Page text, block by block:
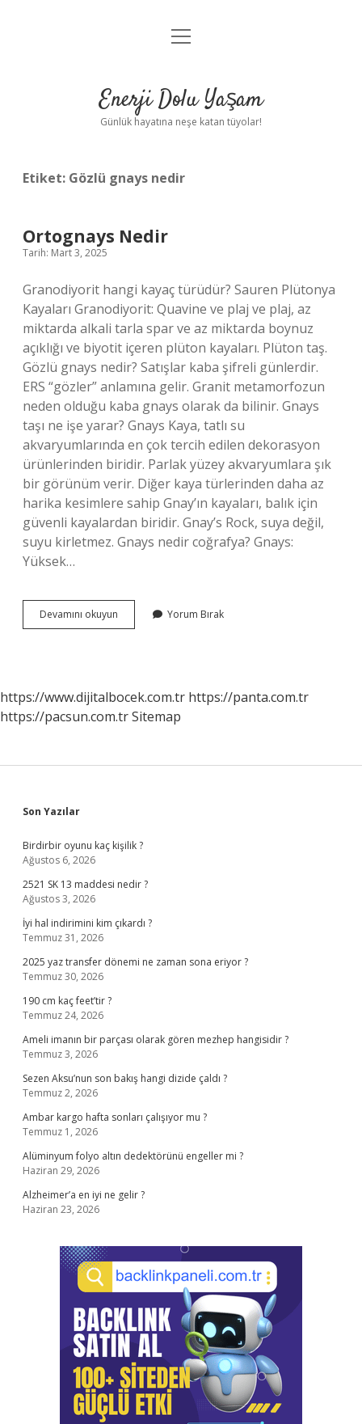
Anasayfa
Yasal Uyarı
menüyü
Enerji Dolu Yaşam
Günlük hayatına neşe katan tüyolar!
Etiket: Gözlü gnays nedir
Ortognays Nedir
Tarih: Mart 3, 2025
Granodiyorit hangi kayaç türüdür? Sauren Plütonya
Kayaları Granodiyorit: Quavine ve plaj ve plaj, az
miktarda alkali tarla spar ve az miktarda boynuz
açıklığı ve biyotit içeren plüton kayaları. Plüton taş.
Gözlü gnays nedir? Satışlar kaba şifreli günlerdir.
ERS “gözler” anlamına gelir. Granit metamorfozun
neden olduğu kaba gnays olarak da bilinir. Gnays
taşı ne işe yarar? Gnays Kaya, tatlı su
akvaryumlarında en çok tercih edilen dekorasyon
ürünlerinden biridir. Parlak yüzey akvaryumlara şık
bir görünüm verir. Diğer kaya türlerinden daha az
harika kesimlere sahip Gnay’ın kayaları, balık için
güvenli kayalardan biridir. Gnay’s Rock, suya değil,
suyu kirletmez. Gnays nedir coğrafya? Gnays:
Yüksek…
Devamını okuyun Ortognays
Nedir
Yorum Bırak
https://www.dijitalbocek.com.tr https://panta.com.tr
https://pacsun.com.trSitemap
Sidebar
Son Yazılar
Birdirbir oyunu kaç kişilik ?
Ağustos 6, 2026
2521 SK 13 maddesi nedir ?
Ağustos 3, 2026
İyi hal indirimini kim çıkardı ?
Temmuz 31, 2026
2025 yaz transfer dönemi ne zaman sona eriyor ?
Temmuz 30, 2026
190 cm kaç feet’tir ?
Temmuz 24, 2026
Ameli imanın bir parçası olarak gören mezhep hangisidir ?
Temmuz 3, 2026
Sezen Aksu’nun son bakış hangi dizide çaldı ?
Temmuz 2, 2026
Ambar kargo hafta sonları çalışıyor mu ?
Temmuz 1, 2026
Alüminyum folyo altın dedektörünü engeller mi ?
Haziran 29, 2026
Alzheimer’a en iyi ne gelir ?
Haziran 23, 2026